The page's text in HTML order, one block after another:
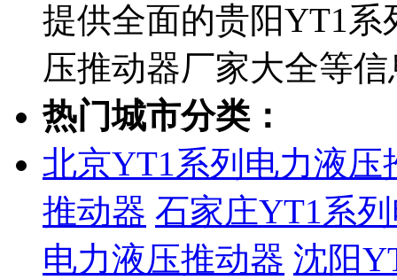
提供全面的贵阳YT1
压推动器厂家大全等
热门城市分类：
北京YT1系列电力液压
推动器 石家庄YT1系
电力液压推动器 沈阳